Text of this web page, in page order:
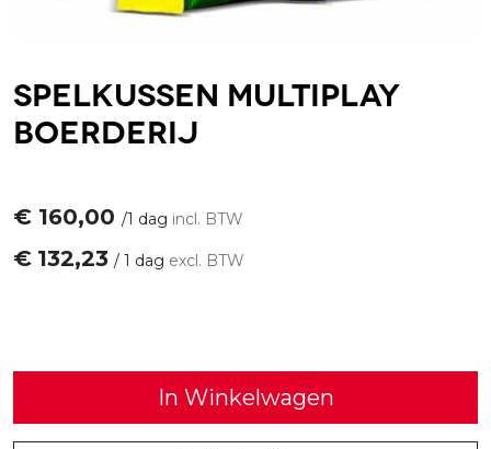
Spelkussen Multiplay
Boerderij
€ 160,00 /1 dag incl. BTW
€ 132,23 / 1 dag excl. BTW
In Winkelwagen